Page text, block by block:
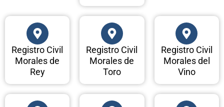
Registro Civil
Morales de
Rey
Registro Civil
Morales de
Toro
Registro Civil
Morales del
Vino